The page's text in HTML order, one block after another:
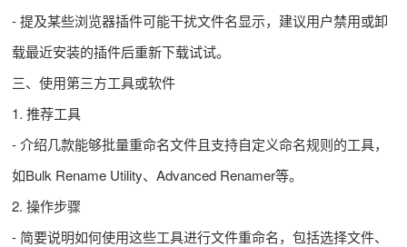
- 提及某些浏览器插件可能干扰文件名显示，建议用户禁用或卸
载最近安装的插件后重新下载试试。
三、使用第三方工具或软件
1. 推荐工具
- 介绍几款能够批量重命名文件且支持自定义命名规则的工具，
如Bulk Rename Utility、Advanced Renamer等。
2. 操作步骤
- 简要说明如何使用这些工具进行文件重命名，包括选择文件、